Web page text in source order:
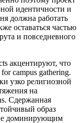
идентичности и
должна работать
оставаться частью
и повседневного
акцентируют, что
campus gathering.
узко религиозной
на
Сдержанная
образ
доминирующим